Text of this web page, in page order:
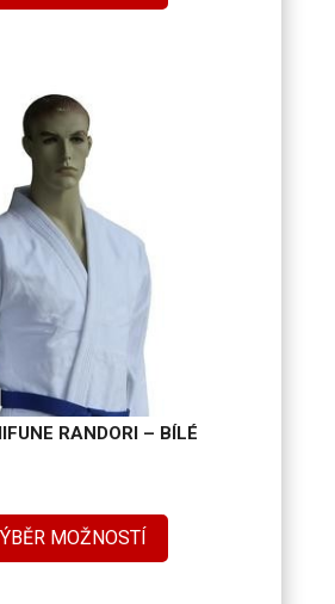
RANDORI – BÍLÉ
MOŽNOSTÍ